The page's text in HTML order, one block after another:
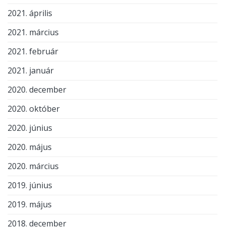
2021. április
2021. március
2021. február
2021. január
2020. december
2020. október
2020. június
2020. május
2020. március
2019. június
2019. május
2018. december